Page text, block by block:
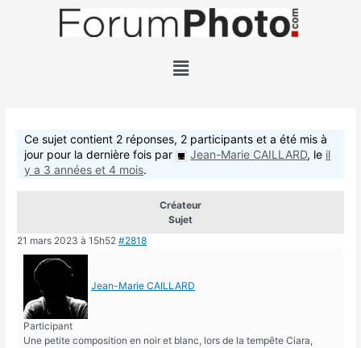
Ce sujet contient 2 réponses, 2 participants et a été mis à
jour pour la dernière fois par
Jean-Marie CAILLARD, le il
y a 3 années et 4 mois.
Créateur
Sujet
21 mars 2023 à 15h52 #2818
Jean-Marie CAILLARD
Participant
Une petite composition en noir et blanc, lors de la tempête Ciara,